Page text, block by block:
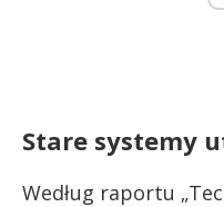
Stare systemy
Według raportu